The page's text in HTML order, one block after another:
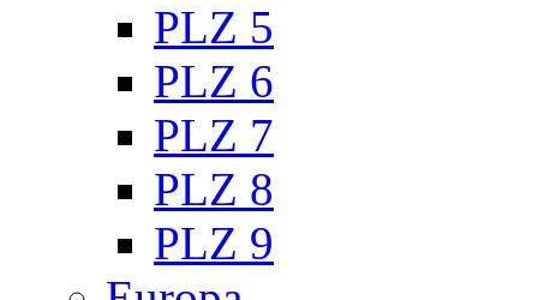
PLZ 5
PLZ 6
PLZ 7
PLZ 8
PLZ 9